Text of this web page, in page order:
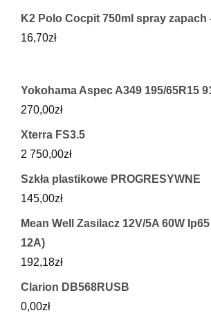
K2 Polo Cocpit 750ml spray zapach
16,70zł
Yokohama Aspec A349 195/65R15
270,00zł
Xterra FS3.5
2 750,00zł
Szkła plastikowe PROGRESYWNE
145,00zł
Mean Well Zasilacz 12V/5A 60W
12A)
192,18zł
Clarion DB568RUSB
0,00zł